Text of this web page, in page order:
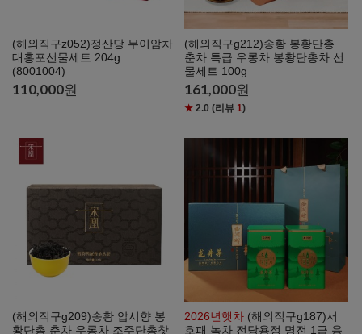
(해외직구z052)정산당 무이암차
대홍포선물세트 204g
(8001004)
110,000원
(해외직구g212)송황 봉황단총
춘차 특급 우롱차 봉황단총차 선
물세트 100g
161,000원
★ 2.0 (리뷰 1)
(해외직구g209)송황 압시향 봉
황단총 춘차 우롱차 조주단총찻
2026년햇차 (해외직구g187)서
호패 녹차 전당용정 명전 1급 용